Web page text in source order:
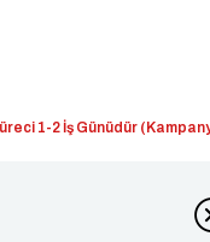
1-2 İş Günüdür